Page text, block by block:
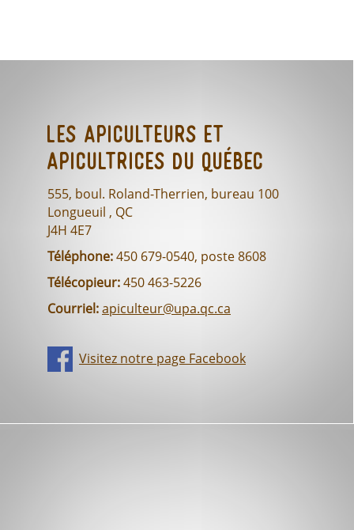
Les Apiculteurs et
Apicultrices du Québec
555, boul. Roland-Therrien, bureau 100
Longueuil , QC
J4H 4E7
Téléphone:450 679-0540, poste 8608
Télécopieur:450 463-5226
Courriel:apiculteur@upa.qc.ca
Visitez notre page Facebook